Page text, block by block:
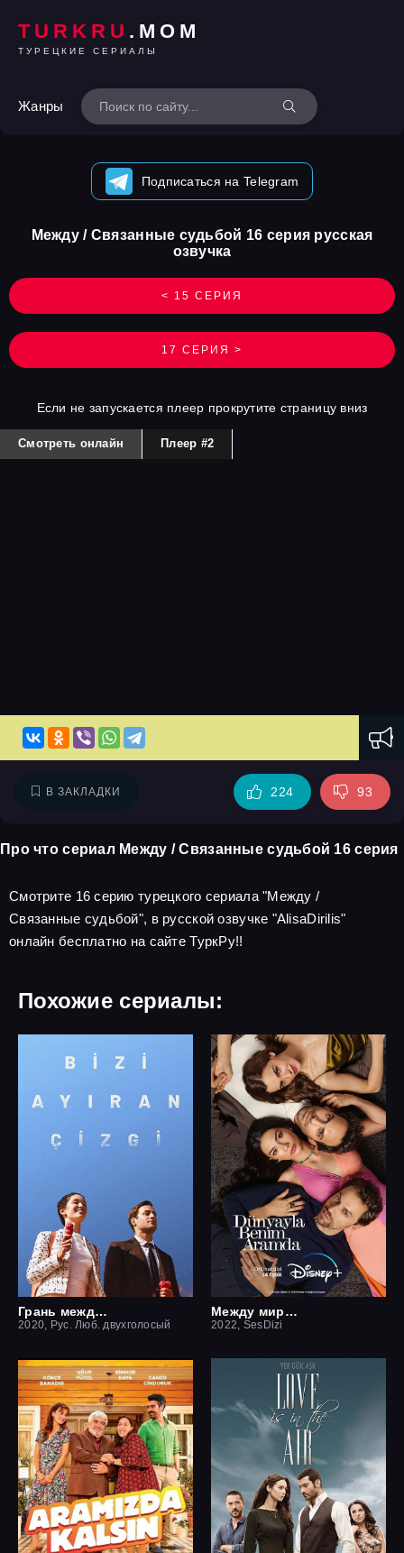
TURKRU .MOM
ТУРЕЦКИЕ СЕРИАЛЫ
Жанры
Подписаться на Telegram
< 15 СЕРИЯ
Между / Связанные судьбой 16 серия русская
озвучка
17 СЕРИЯ >
Если не запускается плеер прокрутите страницу вниз
Смотреть онлайн Плеер #2
В ЗАКЛАДКИ 224 93
Про что сериал Между / Связанные судьбой 16 серия
Смотрите 16 серию турецкого сериала "Между /
Связанные судьбой", в русской озвучке "AlisaDirilis"
онлайн бесплатно на сайте ТуркРу!!
Похожие сериалы:
Грань между нами
2020, Рус. Люб. двухголосый
Между миром и мной
2022, SesDizi